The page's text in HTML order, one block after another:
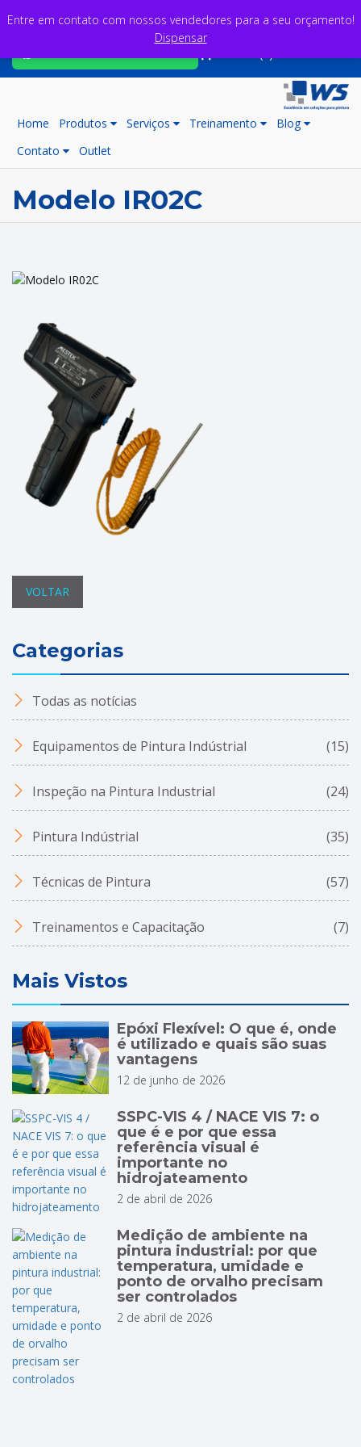
Home Produtos Serviços Treinamento
Blog
Contato
Outlet
Modelo IR02C
VOLTAR
Categorias
Todas as notícias
Equipamentos de Pintura Indústrial (15)
Inspeção na Pintura Industrial (24)
Pintura Indústrial (35)
Técnicas de Pintura (57)
Treinamentos e Capacitação (7)
Mais Vistos
Epóxi Flexível: O que é, onde
é utilizado e quais são suas
vantagens
12 de junho de 2026
SSPC-VIS 4 / NACE VIS 7: o
que é e por que essa
referência visual é
importante no
hidrojateamento
2 de abril de 2026
Medição de ambiente na
pintura industrial: por que
temperatura, umidade e
ponto de orvalho precisam
ser controlados
2 de abril de 2026
Entre em contato com nossos vendedores para a seu orçamento!
Dispensar